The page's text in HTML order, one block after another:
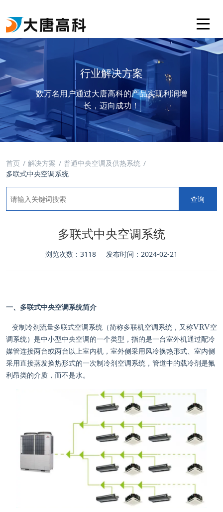
行业解决方案
数万名用户通过大唐高科的产品实现利润增
长，迈向成功！
首页 解决方案
普通中央空调及供热系统
多联式中央空调系统
多联式中央空调系统
浏览次数：3118 发布时间：2024-02-21
一、多联式中央空调系统简介
变制冷剂流量多联式空调系统（简称多联机空调系统，又称VRV空
调系统）是中小型中央空调的一个类型，指的是一台室外机通过配冷
媒管连接两台或两台以上室内机，室外侧采用风冷换热形式、室内侧
采用直接蒸发换热形式的一次制冷剂空调系统，管道中的载冷剂是氟
利昂类的介质，而不是水。